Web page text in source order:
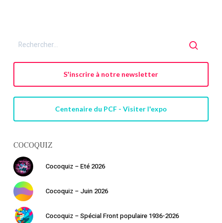
S'inscrire à notre newsletter
Centenaire du PCF - Visiter l'expo
COCOQUIZ
Cocoquiz – Eté 2026
Cocoquiz – Juin 2026
Cocoquiz – Spécial Front populaire 1936-2026